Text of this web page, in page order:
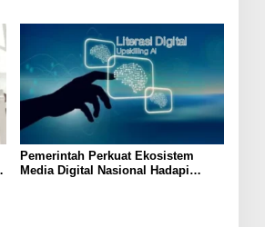
Pemerintah Perkuat Ekosistem
Media Digital Nasional Hadapi